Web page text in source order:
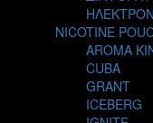
THE
THE
TIKI
VGOD
NICOTINE
AROMA
CUBA
GRANT
ICEBERG